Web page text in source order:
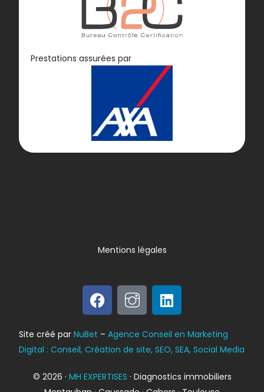
Diagnostic
Bilan énergétique
DPE
Prestations assurées par
© 2026 · MH EXPERTISES · Diagnostics immobiliers
Site créé parNuBet –Agence Conseil en Marketing
Digital : Conseil, Création de site, SEO, SEA, Social Media
Mentions légales